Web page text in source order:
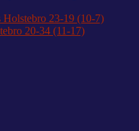
23-19 (10-7)
20-34 (11-17)